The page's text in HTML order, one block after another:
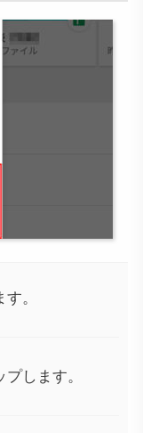
。
します。